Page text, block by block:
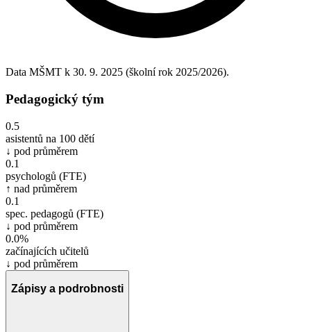
Data MŠMT k 30. 9. 2025 (školní rok 2025/2026).
Pedagogický tým
0.5
asistentů na 100 dětí
↓ pod průměrem
0.1
psychologů (FTE)
↑ nad průměrem
0.1
spec. pedagogů (FTE)
↓ pod průměrem
0.0%
začínajících učitelů
↓ pod průměrem
Zápisy a podrobnosti